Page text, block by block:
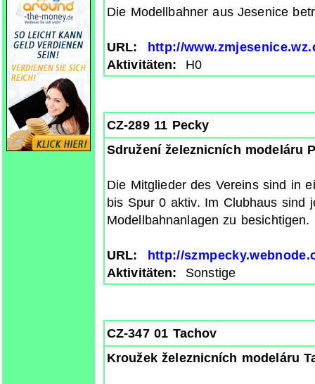
Die Modellbahner aus Jesenice
URL:
http://
Aktivitäten:
H0
CZ-289 11 Pecky
Sdružení železnicních modeláru
Die Mitglieder des Vereins sind in
bis Spur 0 aktiv. Im Clubhaus sind
Modellbahnanlagen zu besichtigen.
URL:
http://
Aktivitäten:
Sonstige
CZ-347 01 Tachov
Kroužek železnicních modeláru